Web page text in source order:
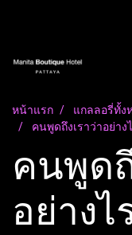
หน้าแรก แกลลอรี่ทั้ง
คนพูดถึงเราว่าอย่าง
คนพูด
อย่างไ